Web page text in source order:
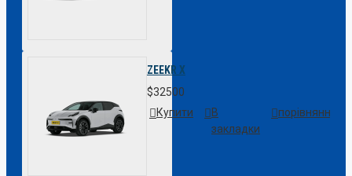
ZEEKR X
$32500
Купити
В
закладки
порівняння